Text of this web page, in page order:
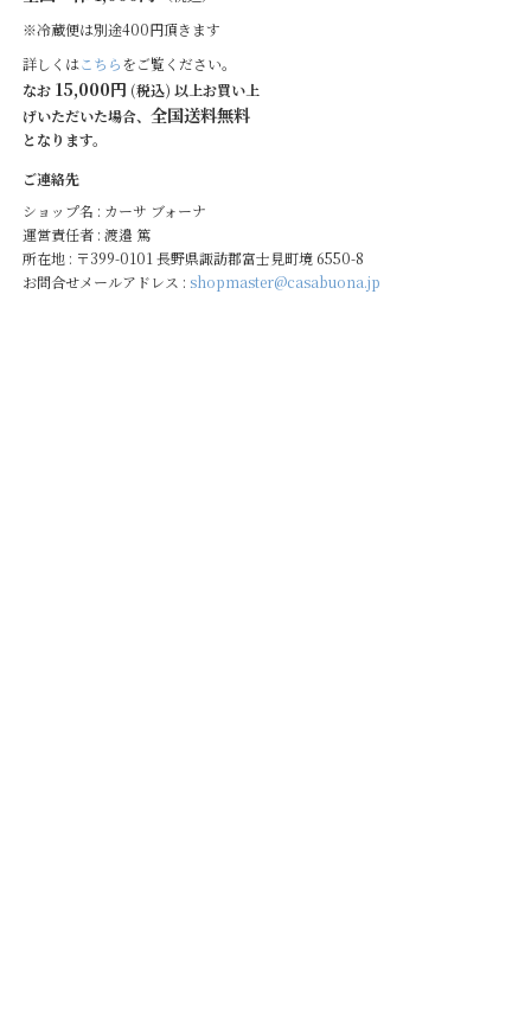
※冷蔵便は別途400円頂きます
詳しくはこちらをご覧ください。
なお 15,000円 (税込) 以上お買い上
げいただいた場合、 全国送料無料
となります。
ご連絡先
ショップ名 : カーサ ブォーナ
運営責任者 : 渡邉 篤
所在地 : 〒399-0101 長野県諏訪郡富士見町境 6550-8
お問合せメールアドレス : shopmaster@casabuona.jp